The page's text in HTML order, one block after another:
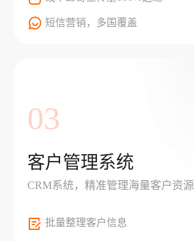
短信营销，多国覆盖
03
客户管理系统
CRM系统，精准管理海量客户资源
批量整理客户信息